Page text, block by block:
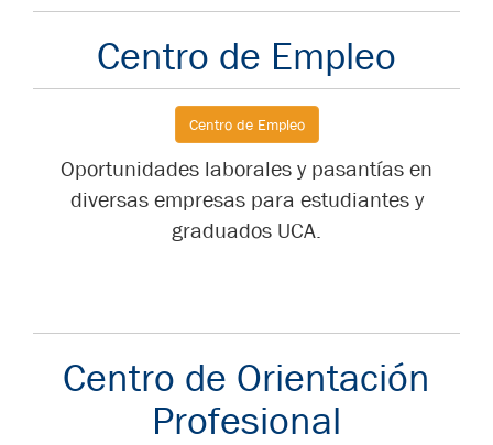
Centro de Empleo
Centro de Empleo
Oportunidades laborales y pasantías en
diversas empresas para estudiantes y
graduados UCA.
Centro de Orientación
Profesional